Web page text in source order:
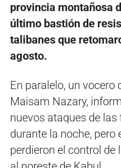
provincia montañosa
último bastión de
talibanes que
agosto.
En paralelo, un vocero
Maisam Nazary,
nuevos ataques de
durante la noche,
perdieron el control de